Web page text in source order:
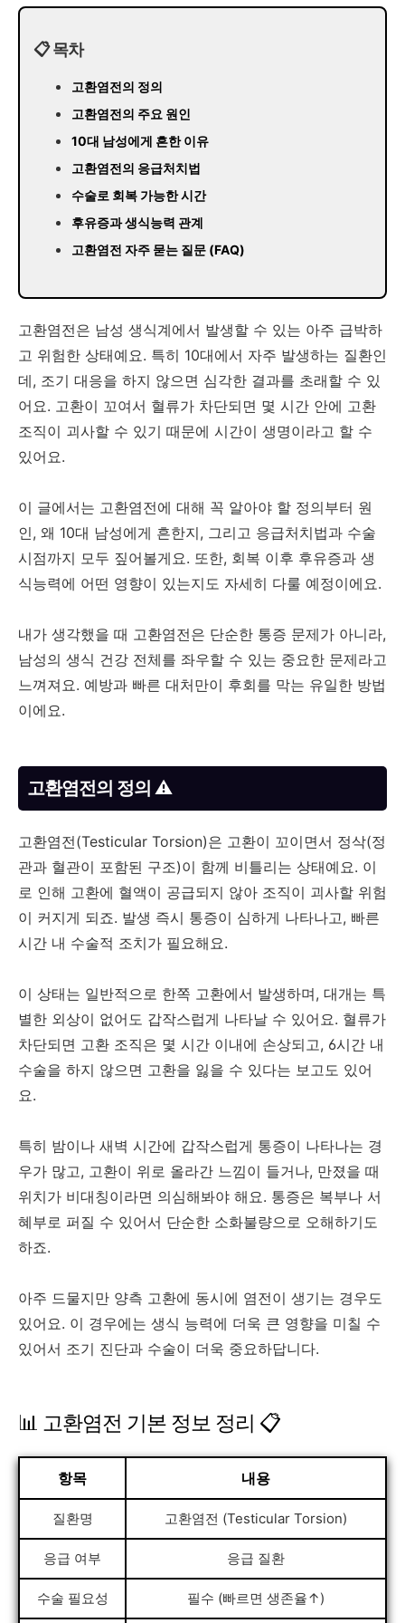
📋 목차
고환염전의 정의
고환염전의 주요 원인
10대 남성에게 흔한 이유
고환염전의 응급처치법
수술로 회복 가능한 시간
후유증과 생식능력 관계
고환염전 자주 묻는 질문 (FAQ)
고환염전은 남성 생식계에서 발생할 수 있는 아주 급박하
고 위험한 상태예요. 특히 10대에서 자주 발생하는 질환인
데, 조기 대응을 하지 않으면 심각한 결과를 초래할 수 있
어요. 고환이 꼬여서 혈류가 차단되면 몇 시간 안에 고환
조직이 괴사할 수 있기 때문에 시간이 생명이라고 할 수
있어요.
이 글에서는 고환염전에 대해 꼭 알아야 할 정의부터 원
인, 왜 10대 남성에게 흔한지, 그리고 응급처치법과 수술
시점까지 모두 짚어볼게요. 또한, 회복 이후 후유증과 생
식능력에 어떤 영향이 있는지도 자세히 다룰 예정이에요.
내가 생각했을 때 고환염전은 단순한 통증 문제가 아니라,
남성의 생식 건강 전체를 좌우할 수 있는 중요한 문제라고
느껴져요. 예방과 빠른 대처만이 후회를 막는 유일한 방법
이에요.
고환염전의 정의 ⚠️
고환염전(Testicular Torsion)은 고환이 꼬이면서 정삭(정
관과 혈관이 포함된 구조)이 함께 비틀리는 상태예요. 이
로 인해 고환에 혈액이 공급되지 않아 조직이 괴사할 위험
이 커지게 되죠. 발생 즉시 통증이 심하게 나타나고, 빠른
시간 내 수술적 조치가 필요해요.
이 상태는 일반적으로 한쪽 고환에서 발생하며, 대개는 특
별한 외상이 없어도 갑작스럽게 나타날 수 있어요. 혈류가
차단되면 고환 조직은 몇 시간 이내에 손상되고, 6시간 내
수술을 하지 않으면 고환을 잃을 수 있다는 보고도 있어
요.
특히 밤이나 새벽 시간에 갑작스럽게 통증이 나타나는 경
우가 많고, 고환이 위로 올라간 느낌이 들거나, 만졌을 때
위치가 비대칭이라면 의심해봐야 해요. 통증은 복부나 서
혜부로 퍼질 수 있어서 단순한 소화불량으로 오해하기도
하죠.
아주 드물지만 양측 고환에 동시에 염전이 생기는 경우도
있어요. 이 경우에는 생식 능력에 더욱 큰 영향을 미칠 수
있어서 조기 진단과 수술이 더욱 중요하답니다.
📊 고환염전 기본 정보 정리 📋
항목 내용
질환명 고환염전 (Testicular Torsion)
응급 여부 응급 질환
수술 필요성 필수 (빠르면 생존율↑)